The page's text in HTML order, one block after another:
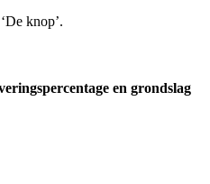
knop’.
en grondslag